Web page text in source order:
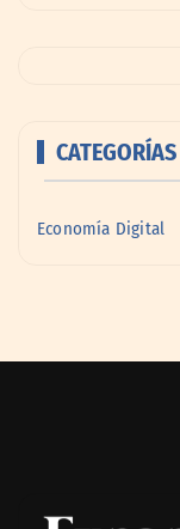
CATEGORÍAS
Economía Digital